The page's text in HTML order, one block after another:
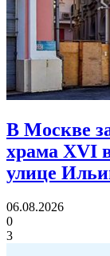
В Москве
храма XVI
улице
06.08.2026
0
3